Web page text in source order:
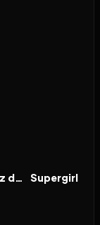
Spider-Man: Bez drogi do domu FILM
Supergirl